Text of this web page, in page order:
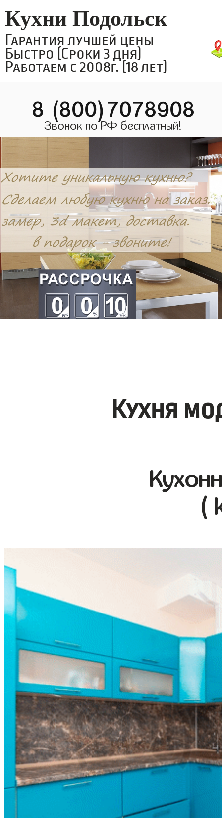
Кухни Подольск
Гарантия лучшей цены
Быстро (Сроки 3 дня)
Работаем с 2008г. (18 лет)
8 (800)7078908
Звонок по РФ бесплатный!
Кухня
(